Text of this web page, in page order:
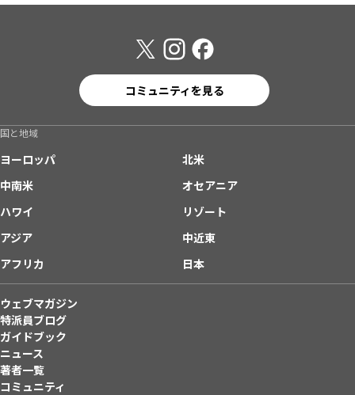
コミュニティを見る
国と地域
ヨーロッパ
北米
中南米
オセアニア
ハワイ
リゾート
アジア
中近東
アフリカ
日本
ウェブマガジン
特派員ブログ
ガイドブック
ニュース
著者一覧
コミュニティ